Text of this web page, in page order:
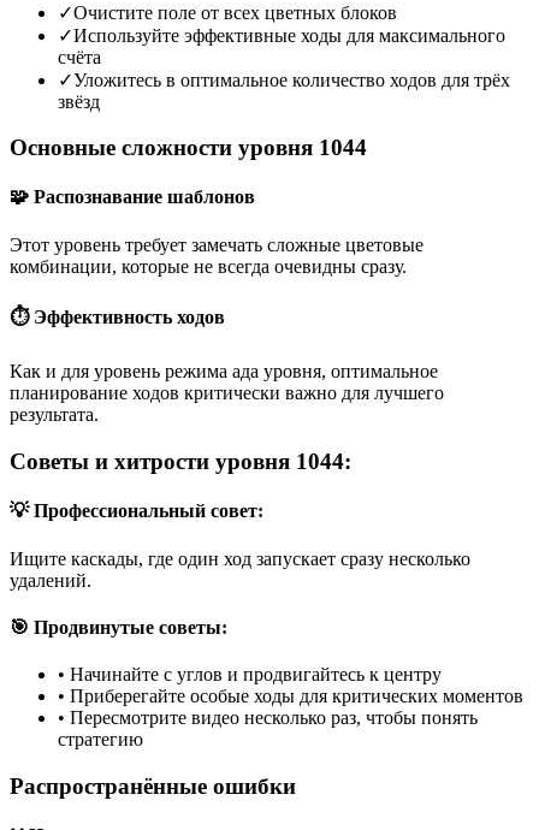
✓Очистите поле от всех цветных блоков
✓Используйте эффективные ходы для максимального
счёта
✓Уложитесь в оптимальное количество ходов для трёх
звёзд
Основные сложности уровня 1044
🧩 Распознавание шаблонов
Этот уровень требует замечать сложные цветовые
комбинации, которые не всегда очевидны сразу.
⏱️ Эффективность ходов
Как и для уровень режима ада уровня, оптимальное
планирование ходов критически важно для лучшего
результата.
Советы и хитрости уровня 1044:
💡 Профессиональный совет:
Ищите каскады, где один ход запускает сразу несколько
удалений.
🎯 Продвинутые советы:
• Начинайте с углов и продвигайтесь к центру
• Приберегайте особые ходы для критических моментов
• Пересмотрите видео несколько раз, чтобы понять
стратегию
Распространённые ошибки